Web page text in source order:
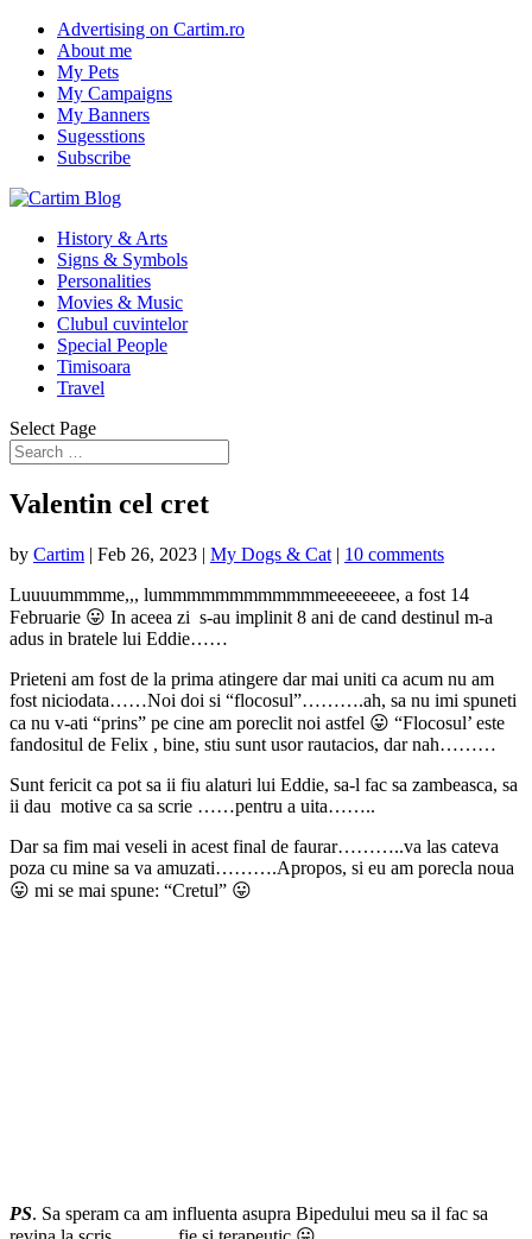
Advertising on Cartim.ro
About me
My Pets
My Campaigns
My Banners
Sugesstions
Subscribe
History & Arts
Signs & Symbols
Personalities
Movies & Music
Clubul cuvintelor
Special People
Timisoara
Travel
Select Page
Valentin cel cret
by Cartim | Feb 26, 2023 | My Dogs & Cat | 10 comments
Luuuummmme,,, lummmmmmmmmmmmeeeeeeee, a fost 14
Februarie 😛 In aceea zi s-au implinit 8 ani de cand destinul m-a
adus in bratele lui Eddie……
Prieteni am fost de la prima atingere dar mai uniti ca acum nu am
fost niciodata……Noi doi si “flocosul”……….ah, sa nu imi spuneti
ca nu v-ati “prins” pe cine am poreclit noi astfel 😛 “Flocosul’ este
fandositul de Felix , bine, stiu sunt usor rautacios, dar nah………
Sunt fericit ca pot sa ii fiu alaturi lui Eddie, sa-l fac sa zambeasca, sa
ii dau motive ca sa scrie ……pentru a uita……..
Dar sa fim mai veseli in acest final de faurar………..va las cateva
poza cu mine sa va amuzati……….Apropos, si eu am porecla noua
😛 mi se mai spune: “Cretul” 😛
PS. Sa speram ca am influenta asupra Bipedului meu sa il fac sa